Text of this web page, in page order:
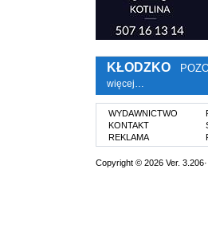
KŁODZKO
więcej…
WYDAWNICTWO
KONTAKT
REKLAMA
Copyright © 2026 Ver. 3.206·